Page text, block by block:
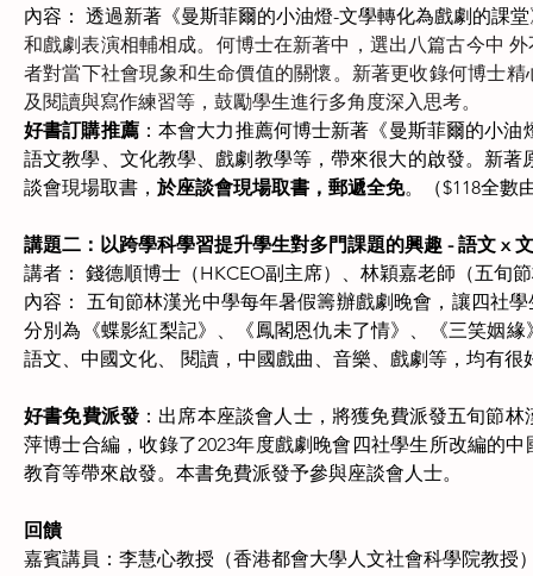
內容： 透過新著《曼斯菲爾的小油燈-文學轉化為戲劇的課
和戲劇表演相輔相成。何博士在新著中，選出八篇古今中
者對當下社會現象和生命價值的關懷。新著更收錄何博士
及閱讀與寫作練習等，鼓勵學生進行多角度深入思考。
好書訂購推薦：本會大力推薦何博士新著《曼斯菲爾的小
語文教學、文化教學、戲劇教學等，帶來很大的啟發。新
談會現場取書， 於座談會現場取書，郵遞全免。（$118全數
講題二：以跨學科學習提升學生對多門課題的興趣 - 語文 x
講者： 錢德順博士（HKCEO副主席）、林穎嘉老師（五旬
內容： 五旬節林漢光中學每年暑假籌辦戲劇晚會，讓四社
分別為《蝶影紅梨記》、《鳳閣恩仇未了情》、《三笑姻
語文、中國文化、 閱讀，中國戲曲、音樂、戲劇等，均有
好書免費派發 ：出席本座談會人士，將獲免費派發五旬節
萍博士合編，收錄了2023年度戲劇晚會四社學生所改編的
教育等帶來啟發。本書免費派發予參與座談會人士。
回饋
嘉賓講員：李慧心教授（香港都會大學人文社會科學院教授